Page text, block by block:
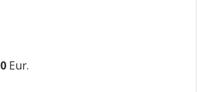
0 Eur.